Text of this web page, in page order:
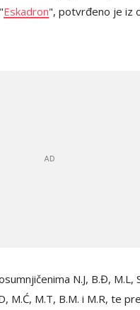
Eskadron", potvrđeno je iz
N.J, B.Đ, M.L,
M.Ć, M.T, B.M. i M.R, te